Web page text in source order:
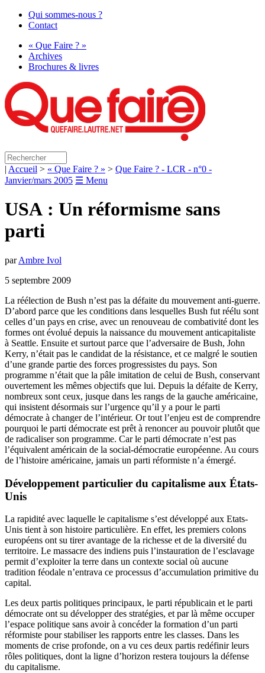
Qui sommes-nous ?
Contact
« Que Faire ? »
Archives
Brochures & livres
| Accueil > « Que Faire ? » > Que Faire ? - LCR - n°0 -
Janvier/mars 2005 ☰ Menu
USA : Un réformisme sans
parti
parAmbre Ivol
5 septembre 2009
La réélection de Bush n’est pas la défaite du mouvement anti-guerre.
D’abord parce que les conditions dans lesquelles Bush fut réélu sont
celles d’un pays en crise, avec un renouveau de combativité dont les
formes ont évolué depuis la naissance du mouvement anticapitaliste
à Seattle. Ensuite et surtout parce que l’adversaire de Bush, John
Kerry, n’était pas le candidat de la résistance, et ce malgré le soutien
d’une grande partie des forces progressistes du pays. Son
programme n’était que la pâle imitation de celui de Bush, conservant
ouvertement les mêmes objectifs que lui. Depuis la défaite de Kerry,
nombreux sont ceux, jusque dans les rangs de la gauche américaine,
qui insistent désormais sur l’urgence qu’il y a pour le parti
démocrate à changer de l’intérieur. Or tout l’enjeu est de comprendre
pourquoi le parti démocrate est prêt à renoncer au pouvoir plutôt que
de radicaliser son programme. Car le parti démocrate n’est pas
l’équivalent américain de la social-démocratie européenne. Au cours
de l’histoire américaine, jamais un parti réformiste n’a émergé.
Développement particulier du capitalisme aux États-
Unis
La rapidité avec laquelle le capitalisme s’est développé aux Etats-
Unis tient à son histoire particulière. En effet, les premiers colons
européens ont su tirer avantage de la richesse et de la diversité du
territoire. Le massacre des indiens puis l’instauration de l’esclavage
permit d’exploiter la terre dans un contexte social où aucune
tradition féodale n’entrava ce processus d’accumulation primitive du
capital.
Les deux partis politiques principaux, le parti républicain et le parti
démocrate ont su développer des stratégies, et par là même occuper
l’espace politique sans avoir à concéder la formation d’un parti
réformiste pour stabiliser les rapports entre les classes. Dans les
moments de crise profonde, on a vu ces deux partis redéfinir leurs
rôles politiques, dont la ligne d’horizon restera toujours la défense
du capitalisme.